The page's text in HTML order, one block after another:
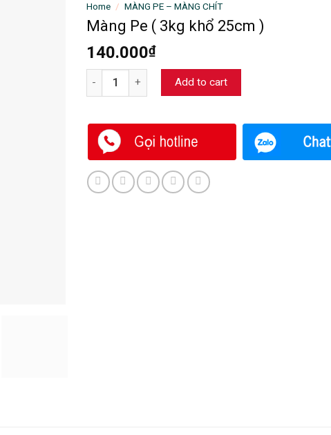
Home / MÀNG PE – MÀNG CHÍT
Màng Pe ( 3kg khổ 25cm )
140.000₫
Màng Pe ( 3kg khổ 25cm ) quantity
Add to cart